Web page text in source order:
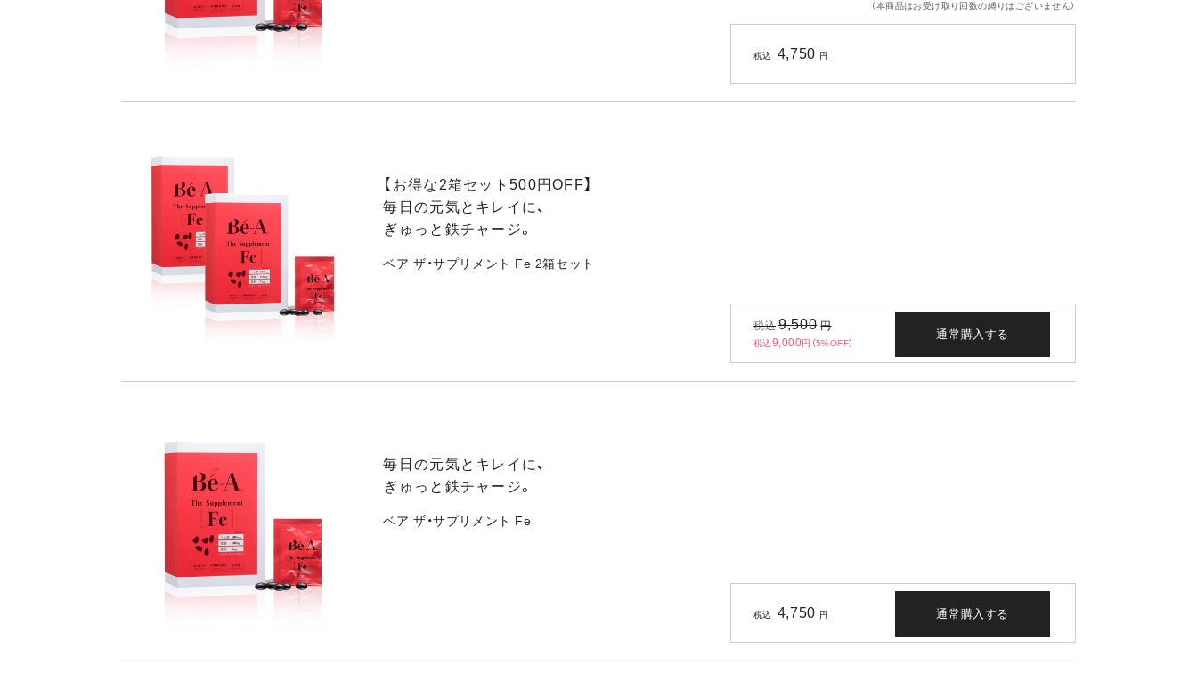
（本商品はお受け取り回数の縛りはございません）
税込 4,750 円
【お得な2箱セット500円OFF】
毎日の元気とキレイに、
ぎゅっと鉄チャージ。
ベア ザ・サプリメント Fe 2箱セット
税込 9,500 円
税込9,000円（5%OFF）
通常購入する
毎日の元気とキレイに、
ぎゅっと鉄チャージ。
ベア ザ・サプリメント Fe
税込 4,750 円 通常購入する